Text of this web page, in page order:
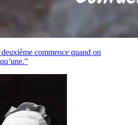
commence quand on